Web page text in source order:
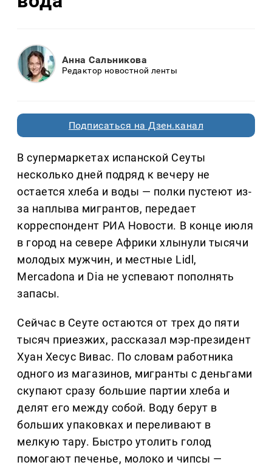
Анна Сальникова
Редактор новостной ленты
Подписаться на Дзен.канал
В супермаркетах испанской Сеуты
несколько дней подряд к вечеру не
остается хлеба и воды — полки пустеют из-
за наплыва мигрантов, передает
корреспондент РИА Новости. В конце июля
в город на севере Африки хлынули тысячи
молодых мужчин, и местные Lidl,
Mercadona и Dia не успевают пополнять
запасы.
Сейчас в Сеуте остаются от трех до пяти
тысяч приезжих, рассказал мэр-президент
Хуан Хесус Вивас. По словам работника
одного из магазинов, мигранты с деньгами
скупают сразу большие партии хлеба и
делят его между собой. Воду берут в
больших упаковках и переливают в
мелкую тару. Быстро утолить голод
помогают печенье, молоко и чипсы —